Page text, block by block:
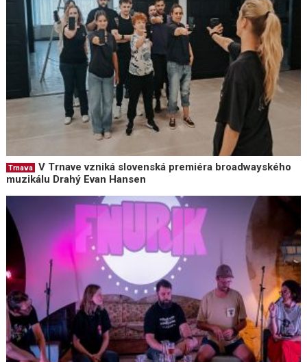
Trnava
V Trnave vzniká slovenská premiéra broadwayského
muzikálu Drahý Evan Hansen